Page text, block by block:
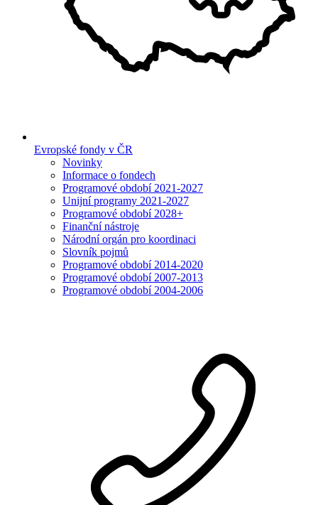
Evropské fondy v ČR
Novinky
Informace o fondech
Programové období 2021-2027
Unijní programy 2021-2027
Programové období 2028+
Finanční nástroje
Národní orgán pro koordinaci
Slovník pojmů
Programové období 2014-2020
Programové období 2007-2013
Programové období 2004-2006